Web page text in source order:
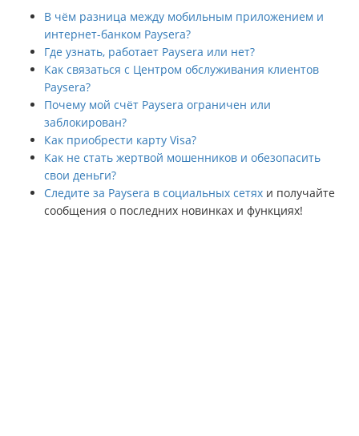
В чём разница между мобильным приложением и
интернет-банком Paysera?
Где узнать, работает Paysera или нет?
Как связаться с Центром обслуживания клиентов
Paysera?
Почему мой счёт Paysera ограничен или
заблокирован?
Как приобрести карту Visa?
Как не стать жертвой мошенников и обезопасить
свои деньги?
Следите за Paysera в социальных сетях и получайте
сообщения о последних новинках и функциях!